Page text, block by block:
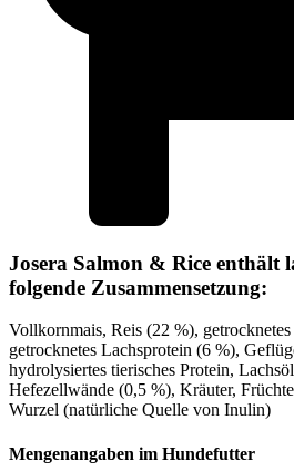
Josera Salmon & Rice enthält
folgende Zusammensetzung:
Vollkornmais, Reis (22 %),
getrocknetes Lachsprotein (6 %),
hydrolysiertes tierisches Protein,
Hefezellwände (0,5 %), Kräuter,
Wurzel (natürliche Quelle von Inulin)
Mengenangaben im Hundefutter